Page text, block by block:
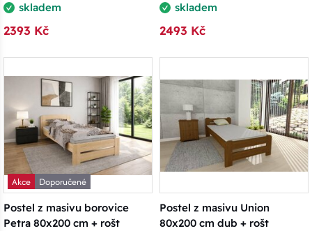
skladem
2393 Kč
skladem
2493 Kč
Akce
Doporučené
Postel z masivu borovice
Petra 80x200 cm + rošt
Postel z masivu Union
80x200 cm dub + rošt